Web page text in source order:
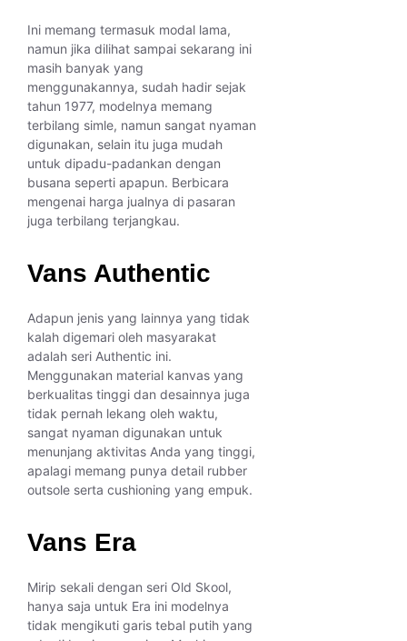
Ini memang termasuk modal lama,
namun jika dilihat sampai sekarang ini
masih banyak yang
menggunakannya, sudah hadir sejak
tahun 1977, modelnya memang
terbilang simle, namun sangat nyaman
digunakan, selain itu juga mudah
untuk dipadu-padankan dengan
busana seperti apapun. Berbicara
mengenai harga jualnya di pasaran
juga terbilang terjangkau.
Vans Authentic
Adapun jenis yang lainnya yang tidak
kalah digemari oleh masyarakat
adalah seri Authentic ini.
Menggunakan material kanvas yang
berkualitas tinggi dan desainnya juga
tidak pernah lekang oleh waktu,
sangat nyaman digunakan untuk
menunjang aktivitas Anda yang tinggi,
apalagi memang punya detail rubber
outsole serta cushioning yang empuk.
Vans Era
Mirip sekali dengan seri Old Skool,
hanya saja untuk Era ini modelnya
tidak mengikuti garis tebal putih yang